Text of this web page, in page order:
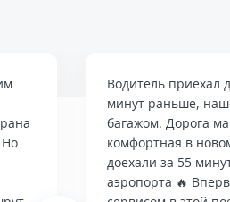
Но
Водитель приехал
минут раньше,
багажом. Дорога
комфортная в
доехали за 55
аэропорта 🔥